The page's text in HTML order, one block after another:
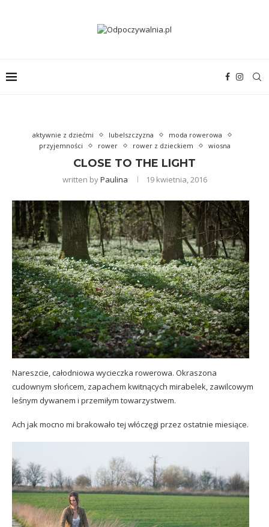
aktywnie z dziećmi lubelszczyzna
moda rowerowa
przyjemności
rower rower z dzieckiem wiosna
CLOSE TO THE LIGHT
written byPaulina 19 kwietnia, 2016
Nareszcie, całodniowa wycieczka rowerowa. Okraszona
cudownym słońcem, zapachem kwitnących mirabelek, zawilcowym
leśnym dywanem i przemiłym towarzystwem.
Ach jak mocno mi brakowało tej włóczęgi przez ostatnie miesiące.